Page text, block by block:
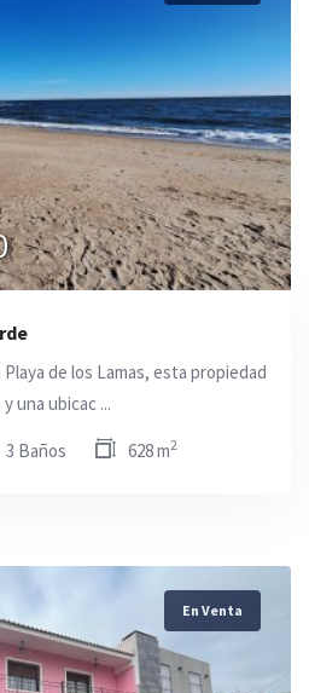
de los Lamas, esta propiedad
una ubicac ...
3 Baños 628 m2
En Venta